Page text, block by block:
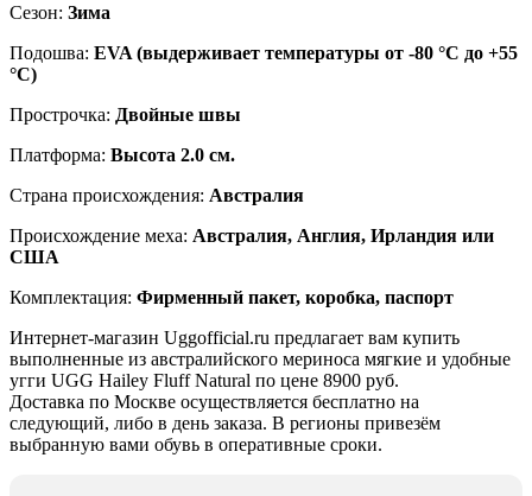
Сезон: Зима
Подошва: EVA (выдерживает температуры от -80 °C до +55
°C)
Прострочка: Двойные швы
Платформа: Высота 2.0 см.
Страна происхождения: Австралия
Происхождение меха: Австралия, Англия, Ирландия или
США
Комплектация: Фирменный пакет, коробка, паспорт
Интернет-магазин Uggofficial.ru предлагает вам купить
выполненные из австралийского мериноса мягкие и удобные
угги UGG Hailey Fluff Natural по цене 8900 руб.
Доставка по Москве осуществляется бесплатно на
следующий, либо в день заказа. В регионы привезём
выбранную вами обувь в оперативные сроки.